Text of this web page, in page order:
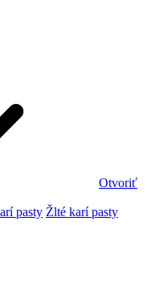
Otvoriť
pasty Žlté karí pasty